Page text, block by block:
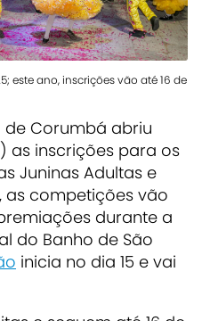
este ano, inscrições vão até 16 de
de Corumbá abriu
as inscrições para os
Juninas Adultas e
as competições vão
durante a
do Banho de São
inicia no dia 15 e vai